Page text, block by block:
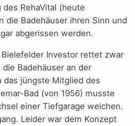
RehaVital (heute
die Badehäuser ihren Sinn und
abgerissen werden.
Investor rettet zwar
Badehäuser an der
das jüngste Mitglied des
Bad (von 1956) musste
einer Tiefgarage weichen.
Leider war dem Konzept